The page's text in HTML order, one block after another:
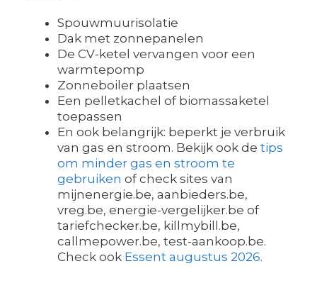
Spouwmuurisolatie
Dak met zonnepanelen
De CV-ketel vervangen voor een
warmtepomp
Zonneboiler plaatsen
Een pelletkachel of biomassaketel
toepassen
En ook belangrijk: beperkt je verbruik
van gas en stroom. Bekijk ook de tips
om minder gas en stroom te
gebruiken of check sites van
mijnenergie.be, aanbieders.be,
vreg.be, energie-vergelijker.be of
tariefchecker.be, killmybill.be,
callmepower.be, test-aankoop.be.
Check ook Essent augustus 2026.